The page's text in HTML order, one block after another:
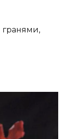
гранями,